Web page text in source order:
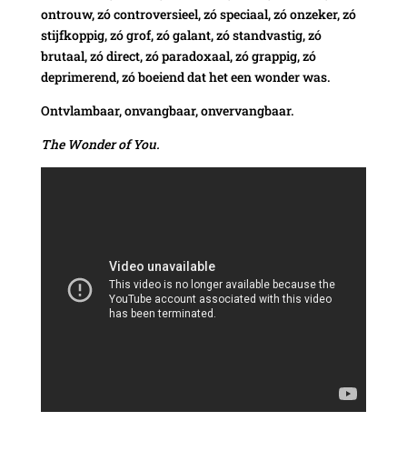
ontrouw, zó controversieel, zó speciaal, zó onzeker, zó
stijfkoppig, zó grof, zó galant, zó standvastig, zó
brutaal, zó direct, zó paradoxaal, zó grappig, zó
deprimerend, zó boeiend dat het een wonder was.
Ontvlambaar, onvangbaar, onvervangbaar.
The Wonder of You.